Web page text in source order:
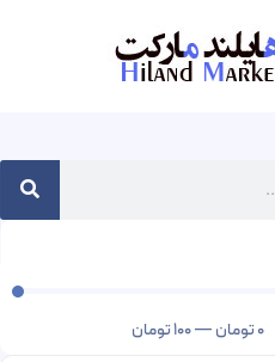
0تومان—
100تومان